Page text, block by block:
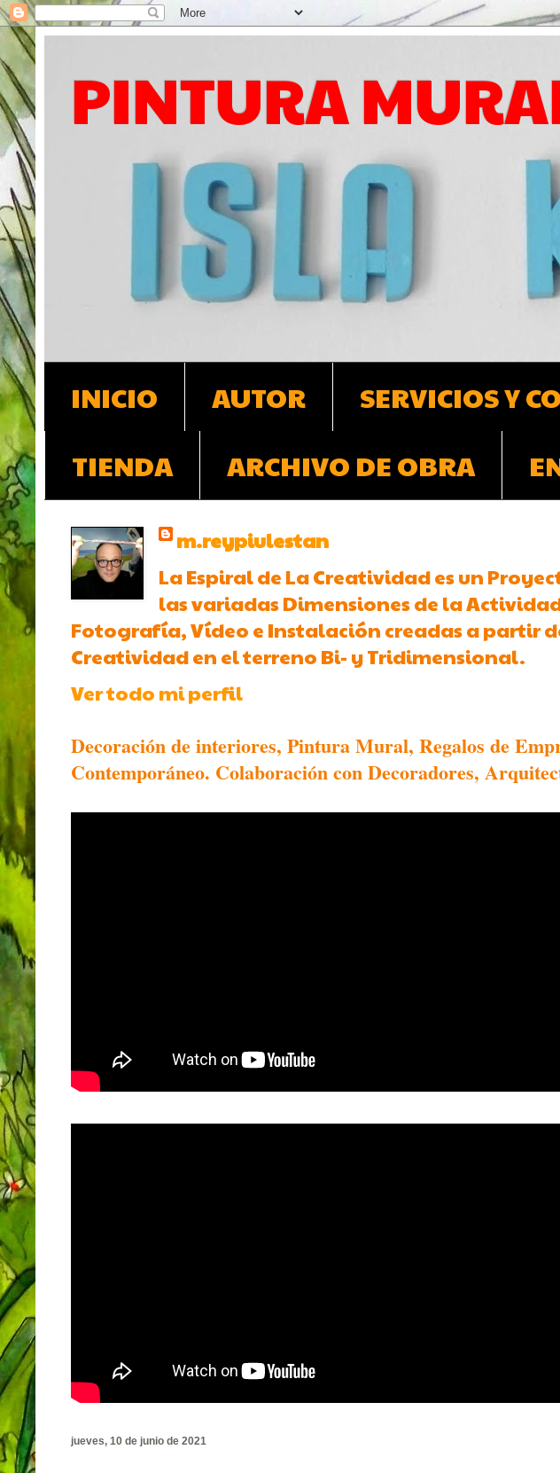
PINTURA
INICIO AUTOR SERVICIOS Y
TIENDA
ARCHIVO DE OBRA
m.reypiulestan
La Espiral de La Creatividad es un
las variadas Dimensiones de la
Fotografía, Vídeo e Instalación creadas a partir
Creatividad en el terreno Bi- y Tridimensional.
Ver todo mi perfil
Decoración de interiores, Pintura Mural, Regalos de
Contemporáneo. Colaboración con Decoradores,
jueves, 10 de junio de 2021